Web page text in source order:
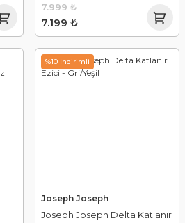
7.199 ₺
7.999 ₺
%10 İndirimli
Joseph Joseph
Joseph Joseph Delta Katlanır